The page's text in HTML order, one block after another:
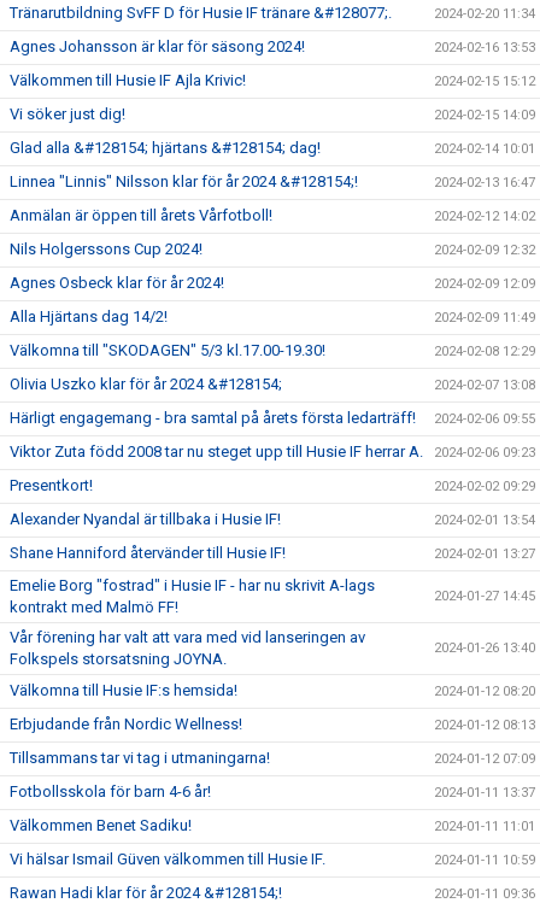
Tränarutbildning SvFF D för Husie IF tränare &#128077;. 2024-02-20 11:34
Agnes Johansson är klar för säsong 2024! 2024-02-16 13:53
Välkommen till Husie IF Ajla Krivic! 2024-02-15 15:12
Vi söker just dig! 2024-02-15 14:09
Glad alla &#128154; hjärtans &#128154; dag! 2024-02-14 10:01
Linnea "Linnis" Nilsson klar för år 2024 &#128154;! 2024-02-13 16:47
Anmälan är öppen till årets Vårfotboll! 2024-02-12 14:02
Nils Holgerssons Cup 2024! 2024-02-09 12:32
Agnes Osbeck klar för år 2024! 2024-02-09 12:09
Alla Hjärtans dag 14/2! 2024-02-09 11:49
Välkomna till "SKODAGEN" 5/3 kl.17.00-19.30! 2024-02-08 12:29
Olivia Uszko klar för år 2024 &#128154; 2024-02-07 13:08
Härligt engagemang - bra samtal på årets första ledarträff! 2024-02-06 09:55
Viktor Zuta född 2008 tar nu steget upp till Husie IF herrar A. 2024-02-06 09:23
Presentkort! 2024-02-02 09:29
Alexander Nyandal är tillbaka i Husie IF! 2024-02-01 13:54
Shane Hanniford återvänder till Husie IF! 2024-02-01 13:27
Emelie Borg "fostrad" i Husie IF - har nu skrivit A-lags
kontrakt med Malmö FF!
2024-01-27 14:45
Vår förening har valt att vara med vid lanseringen av
Folkspels storsatsning JOYNA.
2024-01-26 13:40
Välkomna till Husie IF:s hemsida! 2024-01-12 08:20
Erbjudande från Nordic Wellness! 2024-01-12 08:13
Tillsammans tar vi tag i utmaningarna! 2024-01-12 07:09
Fotbollsskola för barn 4-6 år! 2024-01-11 13:37
Välkommen Benet Sadiku! 2024-01-11 11:01
Vi hälsar Ismail Güven välkommen till Husie IF. 2024-01-11 10:59
Rawan Hadi klar för år 2024 &#128154;! 2024-01-11 09:36